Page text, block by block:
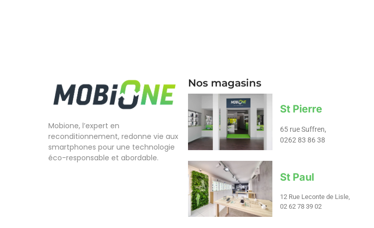
Mobione, l’expert en
reconditionnement, redonne vie aux
smartphones pour une technologie
éco-responsable et abordable.
Nos magasins
St Pierre
65 rue Suffren,
0262 83 86 38
St Paul
12 Rue Leconte de Lisle,
02 62 78 39 02​